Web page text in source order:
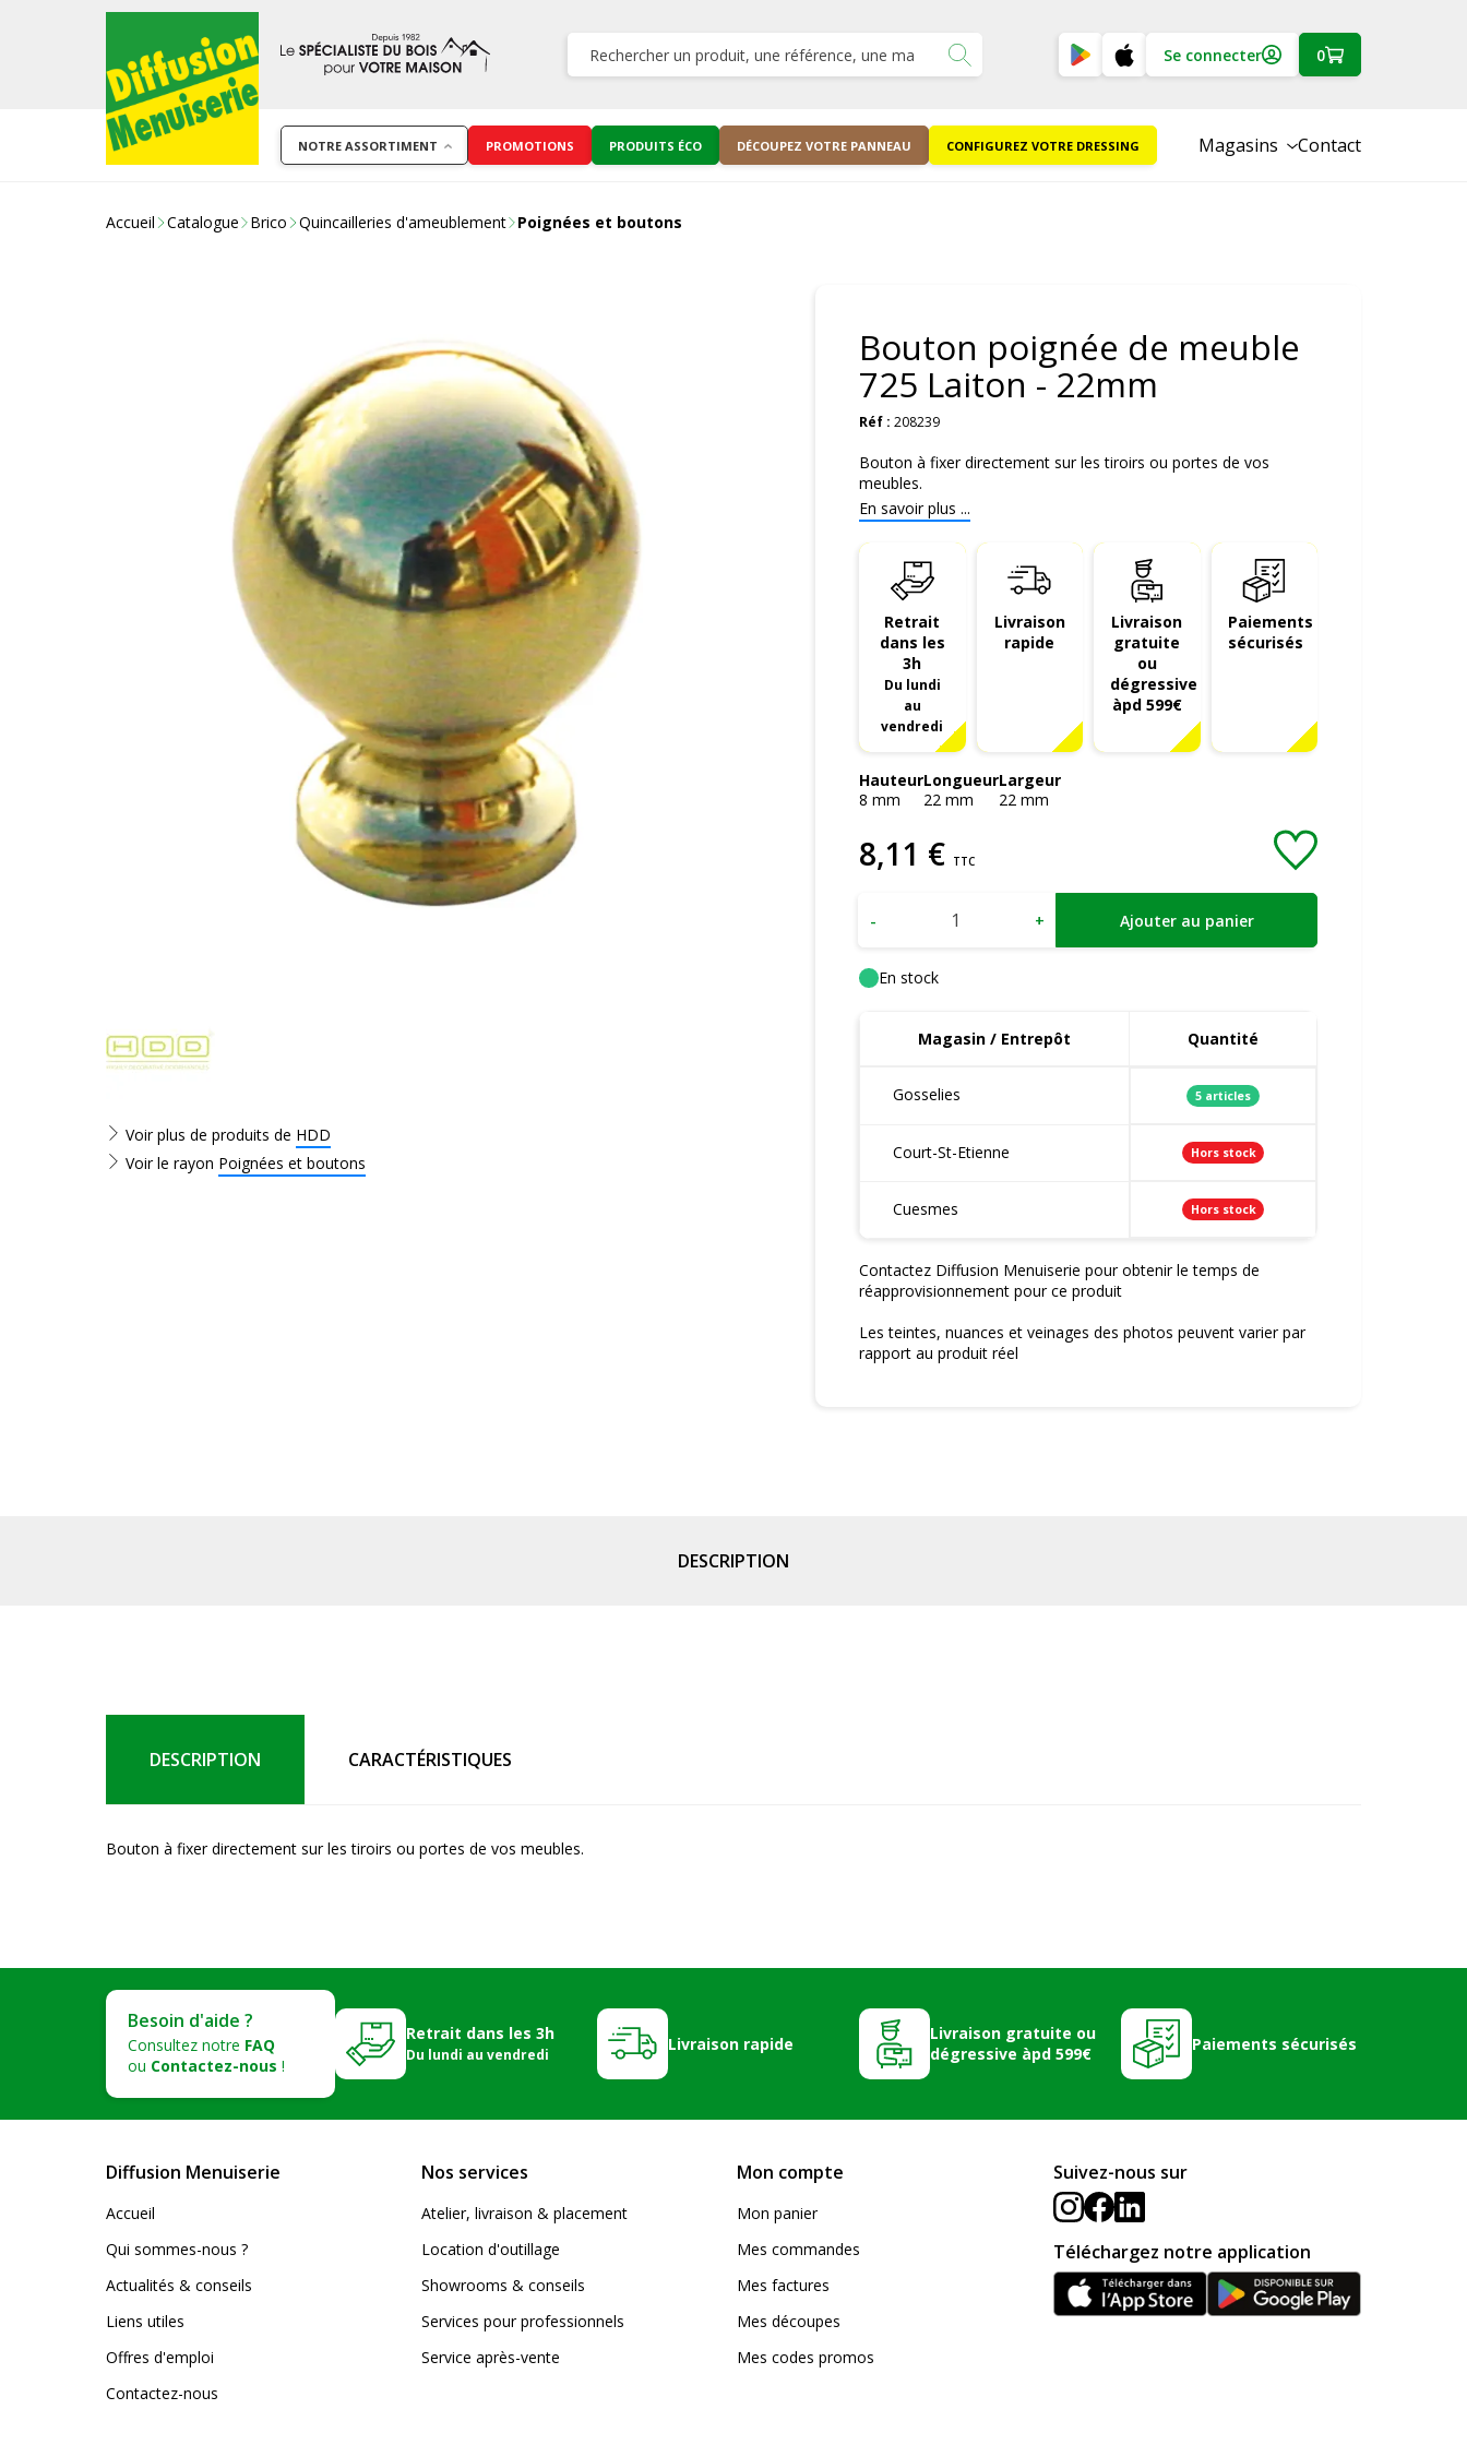
Se connecter 0
NOTRE ASSORTIMENT PROMOTIONS PRODUITS ÉCO DÉCOUPEZ VOTRE PANNEAU CONFIGUREZ VOTRE DRESSING Magasins Contact
Accueil Catalogue Brico Quincailleries d'ameublement Poignées et boutons
Voir plus de produits de HDD
Voir le rayon Poignées et boutons
Bouton poignée de meuble
725 Laiton - 22mm
Réf : 208239
Bouton à fixer directement sur les tiroirs ou portes de vos
meubles.
En savoir plus ...
Retrait
dans les
3h
Du lundi
au
vendredi
Livraison
rapide
Livraison
gratuite
ou
dégressive
àpd 599€
Paiements
sécurisés
Hauteur
8 mm
Longueur
22 mm
Largeur
22 mm
8,11 € TTC
- + Ajouter au panier
En stock
Magasin / Entrepôt Quantité
Gosselies 5 articles
Court-St-Etienne Hors stock
Cuesmes Hors stock
Contactez Diffusion Menuiserie pour obtenir le temps de
réapprovisionnement pour ce produit
Les teintes, nuances et veinages des photos peuvent varier par
rapport au produit réel
DESCRIPTION
DESCRIPTION CARACTÉRISTIQUES
Bouton à fixer directement sur les tiroirs ou portes de vos meubles.
Besoin d'aide ?
Consultez notre FAQ
ou Contactez-nous !
Retrait dans les 3h
Du lundi au vendredi
Livraison rapide
Livraison gratuite ou
dégressive àpd 599€
Paiements sécurisés
Diffusion Menuiserie
Accueil
Qui sommes-nous ?
Actualités & conseils
Liens utiles
Offres d'emploi
Contactez-nous
Nos services
Atelier, livraison & placement
Location d'outillage
Showrooms & conseils
Services pour professionnels
Service après-vente
Mon compte
Mon panier
Mes commandes
Mes factures
Mes découpes
Mes codes promos
Suivez-nous sur
Téléchargez notre application